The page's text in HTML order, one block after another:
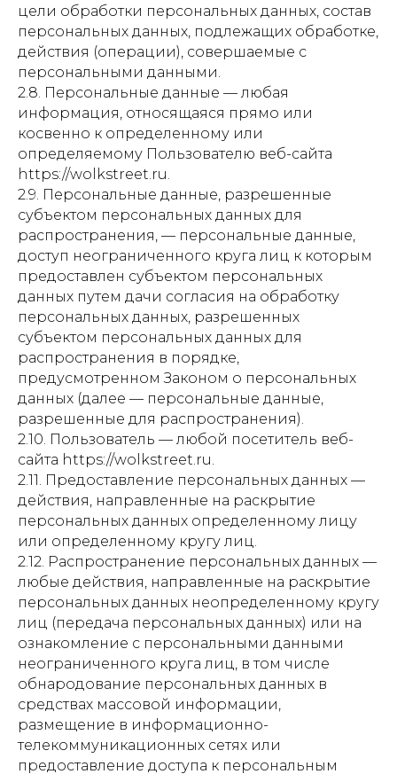
цели обработки персональных данных, состав
персональных данных, подлежащих обработке,
действия (операции), совершаемые с
персональными данными.
2.8. Персональные данные — любая
информация, относящаяся прямо или
косвенно к определенному или
определяемому Пользователю веб-сайта
https://wolkstreet.ru.
2.9. Персональные данные, разрешенные
субъектом персональных данных для
распространения, — персональные данные,
доступ неограниченного круга лиц к которым
предоставлен субъектом персональных
данных путем дачи согласия на обработку
персональных данных, разрешенных
субъектом персональных данных для
распространения в порядке,
предусмотренном Законом о персональных
данных (далее — персональные данные,
разрешенные для распространения).
2.10. Пользователь — любой посетитель веб-
сайта https://wolkstreet.ru.
2.11. Предоставление персональных данных —
действия, направленные на раскрытие
персональных данных определенному лицу
или определенному кругу лиц.
2.12. Распространение персональных данных —
любые действия, направленные на раскрытие
персональных данных неопределенному кругу
лиц (передача персональных данных) или на
ознакомление с персональными данными
неограниченного круга лиц, в том числе
обнародование персональных данных в
средствах массовой информации,
размещение в информационно-
телекоммуникационных сетях или
предоставление доступа к персональным